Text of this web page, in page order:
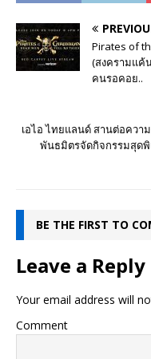
Pirates of
(สงครามแค้
คนรอคอย..
เอไอ ไทยแลนด์ สานต่อความ
พันธมิตรจัดกิจกรรมสุด
BE THE FIRST TO
Leave a Reply
Your email address will
Comment